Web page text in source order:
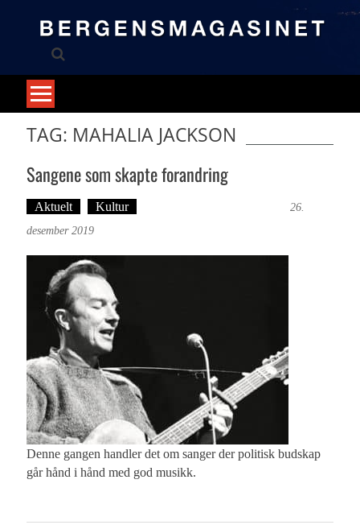
TAG: MAHALIA JACKSON
Sangene som skapte forandring
Aktuelt Kultur
26.
desember 2019
Denne gangen handler det om sanger der politisk budskap
går hånd i hånd med god musikk.